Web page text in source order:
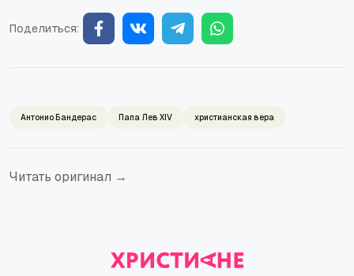
Поделиться:
Антонио Бандерас Папа Лев XIV христианская вера
Читать оригинал →